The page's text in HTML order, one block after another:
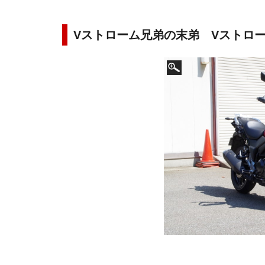
Vストローム兄弟の末弟 Vストロ